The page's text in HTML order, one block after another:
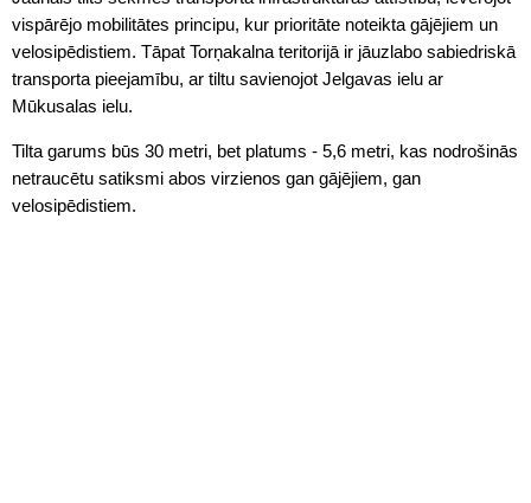
vispārējo mobilitātes principu, kur prioritāte noteikta gājējiem un
velosipēdistiem. Tāpat Torņakalna teritorijā ir jāuzlabo sabiedriskā
transporta pieejamību, ar tiltu savienojot Jelgavas ielu ar
Mūkusalas ielu.
Tilta garums būs 30 metri, bet platums - 5,6 metri, kas nodrošinās
netraucētu satiksmi abos virzienos gan gājējiem, gan
velosipēdistiem.